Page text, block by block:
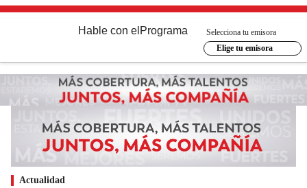
Hable con el Programa
Selecciona tu emisora
Elige tu emisora
Actualidad